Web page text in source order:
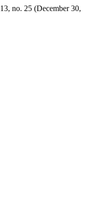
13, no. 25 (December 30,